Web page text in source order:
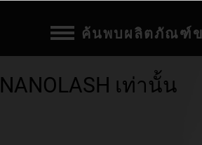
ค้นพบผลิตภัณฑ์ข
NANOLASH เท่านั้น